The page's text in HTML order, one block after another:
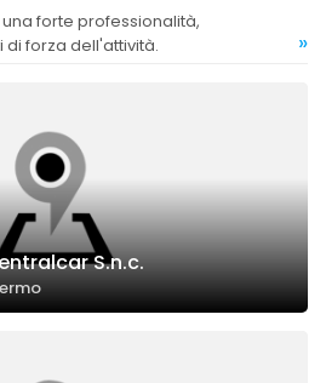
forza dell'attività.
»
S.n.c.